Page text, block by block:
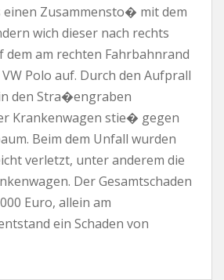
einen Zusammensto� mit dem
wich dieser nach rechts
dem am rechten Fahrbahnrand
Polo auf. Durch den Aufprall
den Stra�engraben
Krankenwagen stie� gegen
Beim dem Unfall wurden
verletzt, unter anderem die
Der Gesamtschaden
Euro, allein am
ein Schaden von